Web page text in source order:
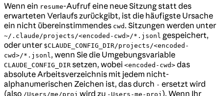
Wenn ein resume-Aufruf eine neue Sitzung statt des
erwarteten Verlaufs zurückgibt, ist die häufigste Ursache
ein nicht übereinstimmendes cwd . Sitzungen werden unter
~/.claude/projects/<encoded-cwd>/*.jsonl gespeichert,
oder unter $CLAUDE_CONFIG_DIR/projects/<encoded-
cwd>/*.jsonl, wenn Sie die Umgebungsvariable
CLAUDE_CONFIG_DIR setzen, wobei <encoded-cwd> das
absolute Arbeitsverzeichnis mit jedem nicht-
alphanumerischen Zeichen ist, das durch - ersetzt wird
(also /Users/me/proj wird zu -Users-me-proj ). Wenn Ihr